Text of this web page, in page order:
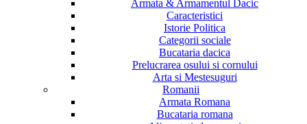
Armata & Armamentul Dacic
Caracteristici
Istorie Politica
Categorii sociale
Bucataria dacica
Prelucrarea osului si cornului
Arta si Mestesuguri
Romanii
Armata Romana
Bucataria romana